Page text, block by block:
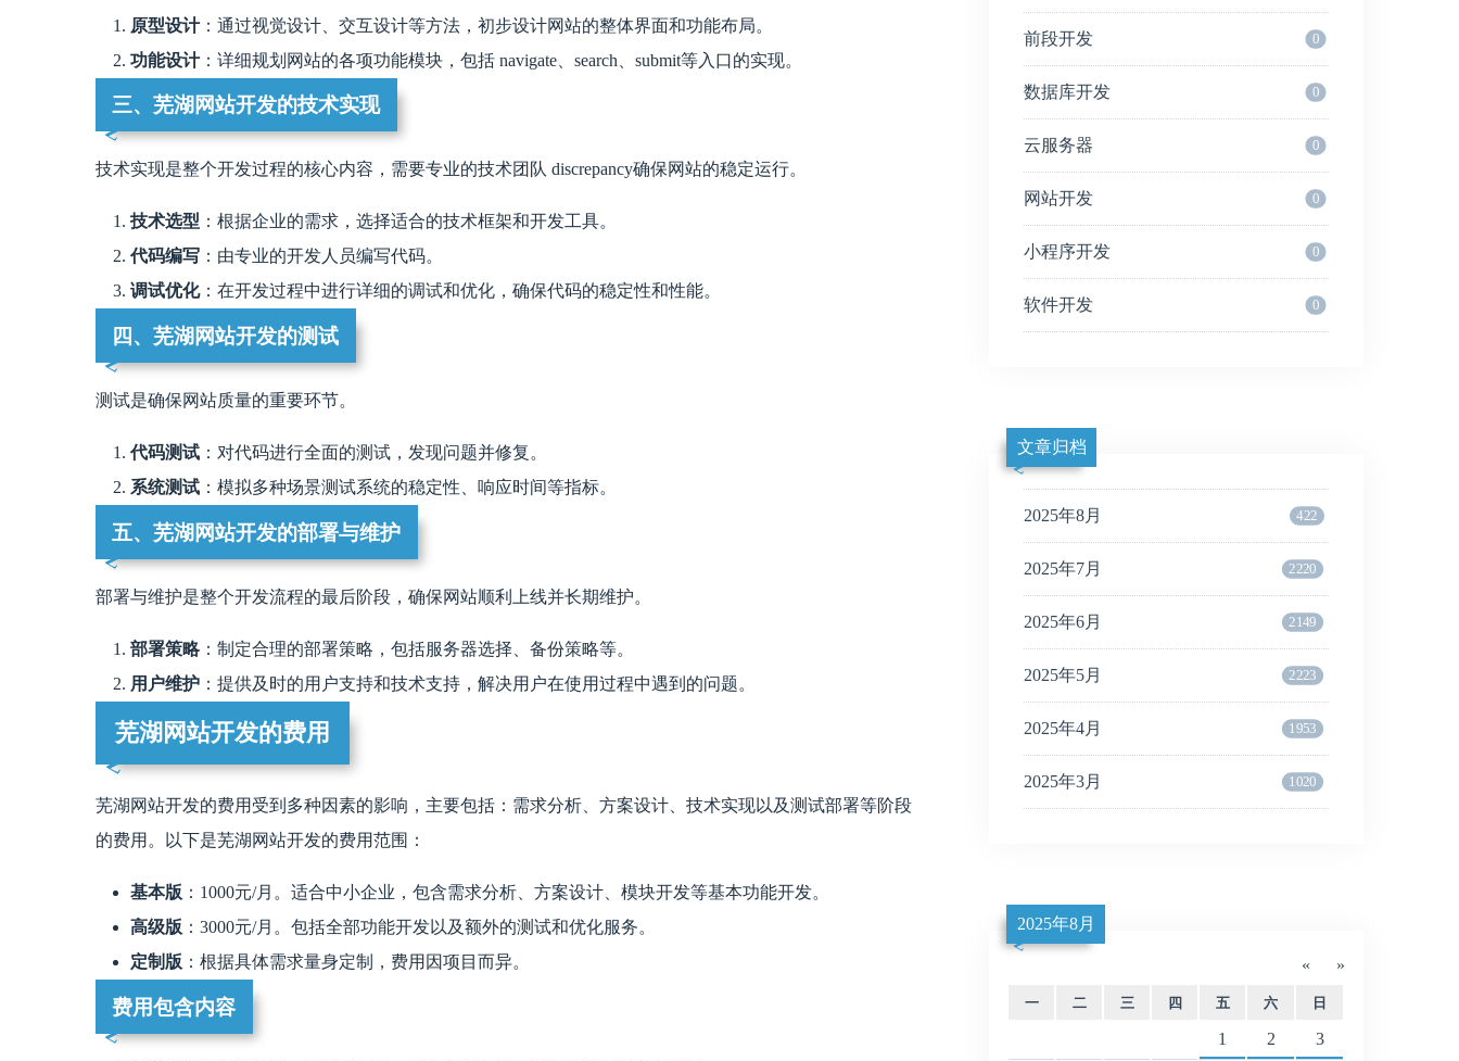
原型设计：通过视觉设计、交互设计等方法，初步设计网站的整体界面和功能布局。
功能设计：详细规划网站的各项功能模块，包括 navigate、search、submit等入口的实现。
三、芜湖网站开发的技术实现
技术实现是整个开发过程的核心内容，需要专业的技术团队 discrepancy确保网站的稳定运行。
技术选型 ：根据企业的需求，选择适合的技术框架和开发工具。
代码编写 ：由专业的开发人员编写代码。
调试优化：在开发过程中进行详细的调试和优化，确保代码的稳定性和性能。
四、芜湖网站开发的测试
测试是确保网站质量的重要环节。
代码测试 ：对代码进行全面的测试，发现问题并修复。
系统测试 ：模拟多种场景测试系统的稳定性、响应时间等指标。
五、芜湖网站开发的部署与维护
部署与维护是整个开发流程的最后阶段，确保网站顺利上线并长期维护。
部署策略：制定合理的部署策略，包括服务器选择、备份策略等。
用户维护 ：提供及时的用户支持和技术支持，解决用户在使用过程中遇到的问题。
芜湖网站开发的费用
芜湖网站开发的费用受到多种因素的影响，主要包括：需求分析、方案设计、技术实现以及测试部署等阶段
的费用。以下是芜湖网站开发的费用范围：
基本版 ：1000元/月。适合中小企业，包含需求分析、方案设计、模块开发等基本功能开发。
高级版 ：3000元/月。包括全部功能开发以及额外的测试和优化服务。
定制版 ：根据具体需求量身定制，费用因项目而异。
费用包含内容
前段开发 0
数据库开发 0
云服务器 0
网站开发 0
小程序开发 0
软件开发 0
文章归档
2025年8月 422
2025年7月 2220
2025年6月 2149
2025年5月 2223
2025年4月 1953
2025年3月 1020
«
2025年8月
»
一 二 三 四 五 六 日
1 2 3